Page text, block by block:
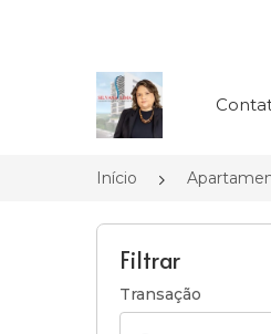
Página inicial
Início
Filtrar
Transação